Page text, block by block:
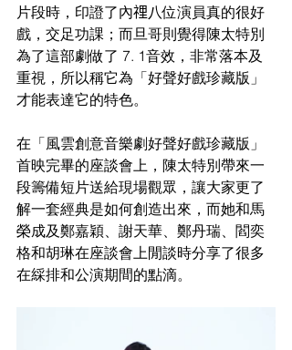
片段時，印證了內𥚃八位演員真的很好
戲，交足功課；而旦哥則覺得陳太特別
為了這部劇做了 7. 1音效，非常落本及
重視，所以稱它為「好聲好戲珍藏版」
才能表達它的特色。
在「風雲創意音樂劇好聲好戲珍藏版」
首映完畢的座談會上，陳太特別帶來一
段籌備短片送給現場觀眾，讓大家更了
解一套經典是如何創造出來，而她和馬
榮成及鄭嘉穎、謝天華、鄭丹瑞、閻奕
格和胡琳在座談會上閒談時分享了很多
在綵排和公演期間的點滴。